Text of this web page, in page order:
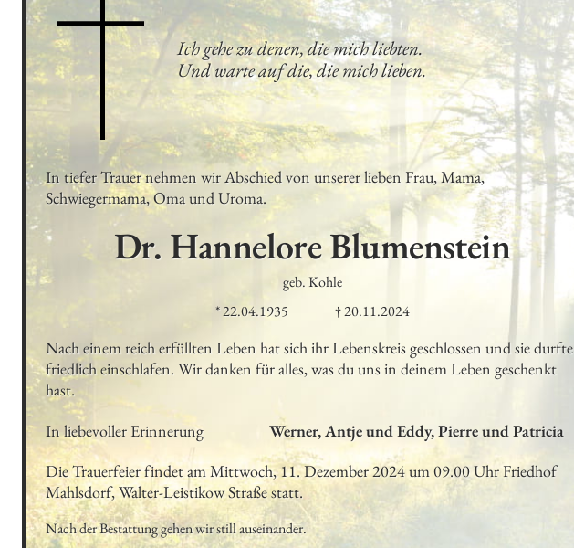
Ich gehe zu denen, die mich liebten.
Und warte auf die, die mich lieben.
In tiefer Trauer nehmen wir Abschied von unserer lieben Frau, Mama,
Schwiegermama, Oma und Uroma.
Dr. HanneloreBlumenstein
geb. Kohle
* 22.04.1935
† 20.11.2024
Nach einem reich erfüllten Leben hat sich ihr Lebenskreis geschlossen und sie durfte
friedlich einschlafen. Wir danken für alles, was du uns in deinem Leben geschenkt
hast.
In liebevoller Erinnerung
Werner, Antje und Eddy, Pierre und Patricia
Die Trauerfeier findet am Mittwoch, 11. Dezember 2024 um 09.00 Uhr Friedhof
Mahlsdorf, Walter-Leistikow Straße statt.
Nach der Bestattung gehen wir still auseinander.